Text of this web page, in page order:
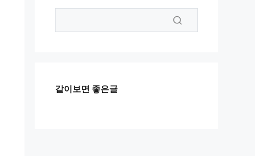
같이보면 좋은글